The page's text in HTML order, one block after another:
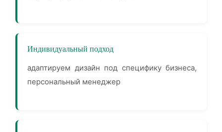
Индивидуальный подход
адаптируем дизайн под специфику бизнеса,
персональный менеджер